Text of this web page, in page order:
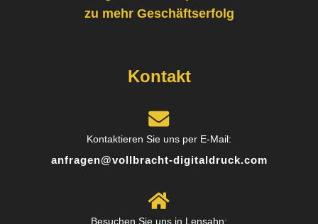
zu mehr Geschäftserfolg
Kontakt
Kontaktieren Sie uns per E-Mail:
anfragen@vollbracht-digitaldruck.com
Besuchen Sie uns in Lensahn: